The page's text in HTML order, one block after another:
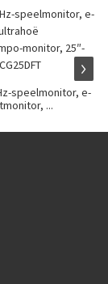
speelmonitor, e-
...